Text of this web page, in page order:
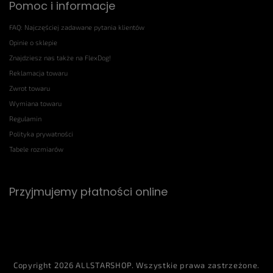
Pomoc i informacje
FAQ: Najczęściej zadawane pytania klientów
Opinie o sklepie
Znajdziesz nas także na FlexDog!
Reklamacja towaru
Zwrot towaru
Wymiana towaru
Regulamin
Polityka prywatności
Tabele rozmiarów
Przyjmujemy płatności online
Copyright 2026ALLSTARSHOP. Wszystkie prawa zastrzeżone.